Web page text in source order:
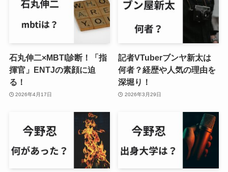
石丸伸二×MBTI診断！「指
揮官」ENTJの素顔に迫
る！
2026年4月17日
記者VTuberブンヤ新太は
何者？経歴や人気の理由を
深堀り！
2026年3月29日